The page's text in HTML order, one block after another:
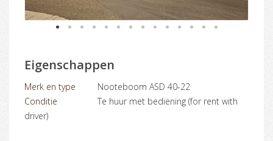
1 2 3 4 5 6 7 8 9 10 11 12 13 14
Eigenschappen
Merk en type
Nooteboom ASD 40-22
Conditie
Te huur met bediening (for rent with
driver)